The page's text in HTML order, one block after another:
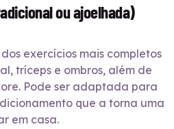
ou ajoelhada)
exercícios mais completos
tríceps e ombros, além de
Pode ser adaptada para
que a torna uma
em casa.